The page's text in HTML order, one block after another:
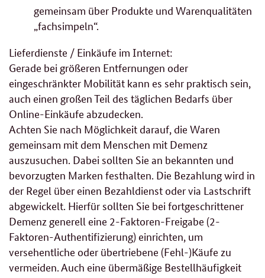
gemeinsam über Produkte und Warenqualitäten
„fachsimpeln“.
Lieferdienste / Einkäufe im Internet:
Gerade bei größeren Entfernungen oder
eingeschränkter Mobilität kann es sehr praktisch sein,
auch einen großen Teil des täglichen Bedarfs über
Online-Einkäufe abzudecken.
Achten Sie nach Möglichkeit darauf, die Waren
gemeinsam mit dem Menschen mit Demenz
auszusuchen. Dabei sollten Sie an bekannten und
bevorzugten Marken festhalten. Die Bezahlung wird in
der Regel über einen Bezahldienst oder via Lastschrift
abgewickelt. Hierfür sollten Sie bei fortgeschrittener
Demenz generell eine 2-Faktoren-Freigabe (2-
Faktoren-Authentifizierung) einrichten, um
versehentliche oder übertriebene (Fehl-)Käufe zu
vermeiden. Auch eine übermäßige Bestellhäufigkeit